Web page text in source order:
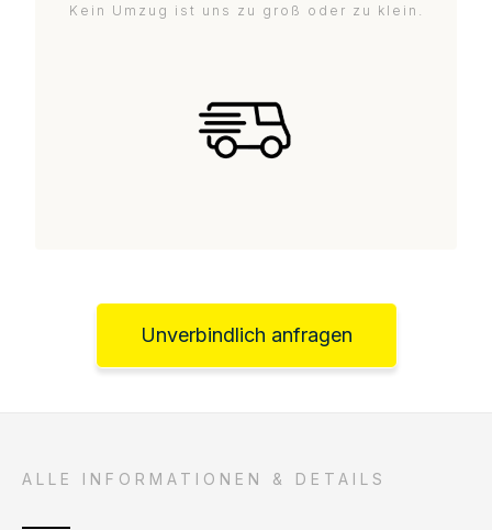
Kein Umzug ist uns zu groß oder zu klein.
Unverbindlich anfragen
ALLE INFORMATIONEN & DETAILS